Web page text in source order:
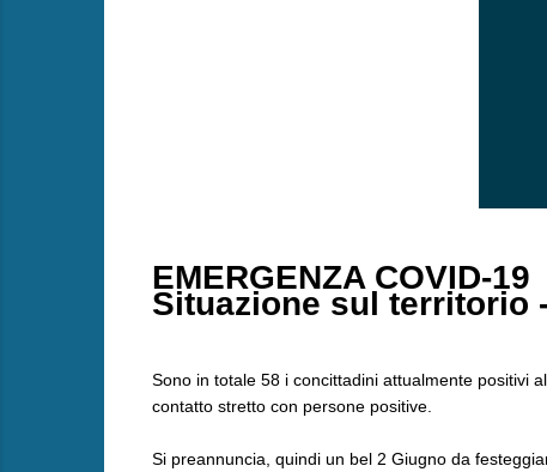
EMERGENZA COVID-19
Situazione sul territorio
Sono in totale 58 i concittadini attualmente positivi
contatto stretto con persone positive.
Si preannuncia, quindi un bel 2 Giugno da